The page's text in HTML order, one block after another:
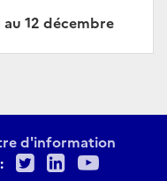
12 décembre
d'information
TwitterLinkedIn